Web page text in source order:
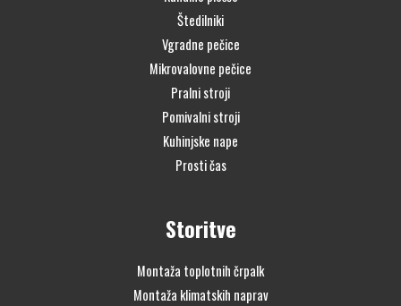
Štedilniki
Vgradne pečice
Mikrovalovne pečice
Pralni stroji
Pomivalni stroji
Kuhinjske nape
Prosti čas
Storitve
Montaža toplotnih črpalk
Montaža klimatskih naprav